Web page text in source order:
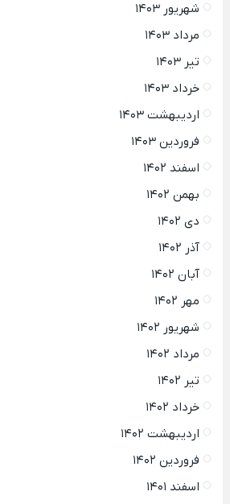
شهریور ۱۴۰۳
مرداد ۱۴۰۳
تیر ۱۴۰۳
خرداد ۱۴۰۳
اردیبهشت ۱۴۰۳
فروردین ۱۴۰۳
اسفند ۱۴۰۲
بهمن ۱۴۰۲
دی ۱۴۰۲
آذر ۱۴۰۲
آبان ۱۴۰۲
مهر ۱۴۰۲
شهریور ۱۴۰۲
مرداد ۱۴۰۲
تیر ۱۴۰۲
خرداد ۱۴۰۲
اردیبهشت ۱۴۰۲
فروردین ۱۴۰۲
اسفند ۱۴۰۱